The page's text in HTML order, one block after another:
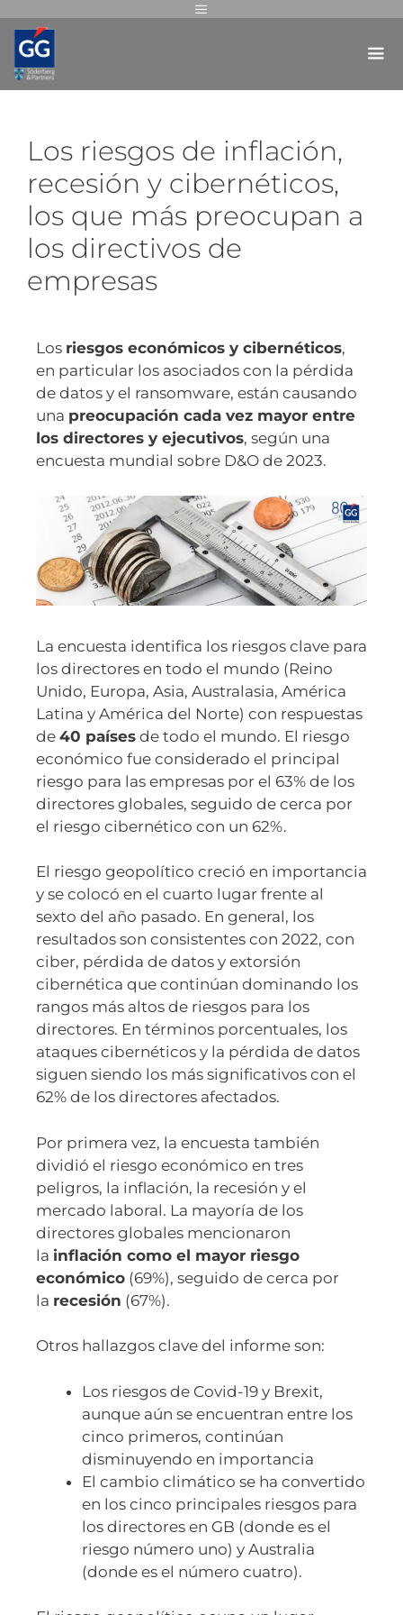
Los riesgos de inflación,
recesión y cibernéticos,
los que más preocupan a
los directivos de
empresas
Los riesgos económicos y cibernéticos,
en particular los asociados con la pérdida
de datos y el ransomware, están causando
una preocupación cada vez mayor entre
los directores y ejecutivos, según una
encuesta mundial sobre D&O de 2023.
La encuesta identifica los riesgos clave para
los directores en todo el mundo (Reino
Unido, Europa, Asia, Australasia, América
Latina y América del Norte) con respuestas
de 40 países de todo el mundo. El riesgo
económico fue considerado el principal
riesgo para las empresas por el 63% de los
directores globales, seguido de cerca por
el riesgo cibernético con un 62%.
El riesgo geopolítico creció en importancia
y se colocó en el cuarto lugar frente al
sexto del año pasado. En general, los
resultados son consistentes con 2022, con
ciber, pérdida de datos y extorsión
cibernética que continúan dominando los
rangos más altos de riesgos para los
directores. En términos porcentuales, los
ataques cibernéticos y la pérdida de datos
siguen siendo los más significativos con el
62% de los directores afectados.
Por primera vez, la encuesta también
dividió el riesgo económico en tres
peligros, la inflación, la recesión y el
mercado laboral. La mayoría de los
directores globales mencionaron
la inflación como el mayor riesgo
económico (69%), seguido de cerca por
la recesión (67%).
Otros hallazgos clave del informe son:
Los riesgos de Covid-19 y Brexit,
aunque aún se encuentran entre los
cinco primeros, continúan
disminuyendo en importancia
El cambio climático se ha convertido
en los cinco principales riesgos para
los directores en GB (donde es el
riesgo número uno) y Australia
(donde es el número cuatro).